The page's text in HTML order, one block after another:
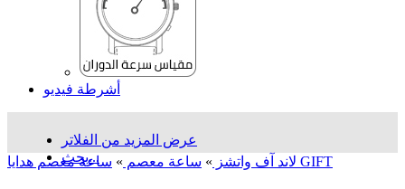
أشرطة فيديو
عرض المزيد من الفلاتر
بحث...
لاند آف واتشز » ساعة معصم » ساعة معصم هدایا GIFT